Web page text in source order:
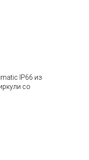
IP66 из
со